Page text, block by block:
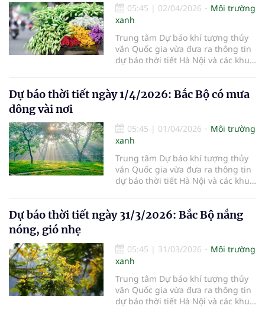
05:45 | 02/04/2026
Môi trường
xanh
Trung tâm Dự báo khí tượng thủy
văn Quốc gia vừa đưa ra thông tin
dự báo thời tiết Hà Nội và các khu
Dự báo thời tiết ngày 1/4/2026: Bắc Bộ có mưa
dông vài nơi
05:45 | 01/04/2026
Môi trường
xanh
Trung tâm Dự báo khí tượng thủy
văn Quốc gia vừa đưa ra thông tin
dự báo thời tiết Hà Nội và các khu
Dự báo thời tiết ngày 31/3/2026: Bắc Bộ nắng
nóng, gió nhẹ
05:45 | 31/03/2026
Môi trường
xanh
Trung tâm Dự báo khí tượng thủy
văn Quốc gia vừa đưa ra thông tin
dự báo thời tiết Hà Nội và các khu